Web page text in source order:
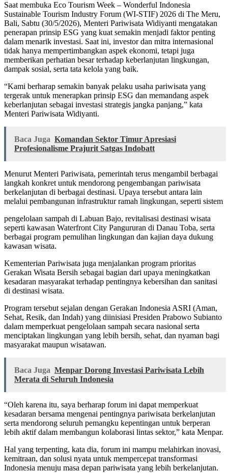
Saat membuka Eco Tourism Week – Wonderful Indonesia
Sustainable Tourism Industry Forum (WI-STIF) 2026 di The Meru,
Bali, Sabtu (30/5/2026), Menteri Pariwisata Widiyanti mengatakan
penerapan prinsip ESG yang kuat semakin menjadi faktor penting
dalam menarik investasi. Saat ini, investor dan mitra internasional
tidak hanya mempertimbangkan aspek ekonomi, tetapi juga
memberikan perhatian besar terhadap keberlanjutan lingkungan,
dampak sosial, serta tata kelola yang baik.
“Kami berharap semakin banyak pelaku usaha pariwisata yang
tergerak untuk menerapkan prinsip ESG dan memandang aspek
keberlanjutan sebagai investasi strategis jangka panjang,” kata
Menteri Pariwisata Widiyanti.
Baca Juga Komandan Sektor Timur Apresiasi
Profesionalisme Prajurit Satgas Indobatt
Menurut Menteri Pariwisata, pemerintah terus mengambil berbagai
langkah konkret untuk mendorong pengembangan pariwisata
berkelanjutan di berbagai destinasi. Upaya tersebut antara lain
melalui pembangunan infrastruktur ramah lingkungan, seperti sistem
pengelolaan sampah di Labuan Bajo, revitalisasi destinasi wisata
seperti kawasan Waterfront City Pangururan di Danau Toba, serta
berbagai program pemulihan lingkungan dan kajian daya dukung
kawasan wisata.
Kementerian Pariwisata juga menjalankan program prioritas
Gerakan Wisata Bersih sebagai bagian dari upaya meningkatkan
kesadaran masyarakat terhadap pentingnya kebersihan dan sanitasi
di destinasi wisata.
Program tersebut sejalan dengan Gerakan Indonesia ASRI (Aman,
Sehat, Resik, dan Indah) yang diinisiasi Presiden Prabowo Subianto
dalam memperkuat pengelolaan sampah secara nasional serta
menciptakan lingkungan yang lebih bersih, sehat, dan nyaman bagi
masyarakat maupun wisatawan.
Baca Juga Menpar Dorong Investasi Pariwisata Lebih
Merata di Seluruh Indonesia
“Oleh karena itu, saya berharap forum ini dapat memperkuat
kesadaran bersama mengenai pentingnya pariwisata berkelanjutan
serta mendorong seluruh pemangku kepentingan untuk berperan
lebih aktif dalam membangun kolaborasi lintas sektor,” kata Menpar.
Hal yang terpenting, kata dia, forum ini mampu melahirkan inovasi,
kemitraan, dan solusi nyata untuk mempercepat transformasi
Indonesia menuju masa depan pariwisata yang lebih berkelanjutan.